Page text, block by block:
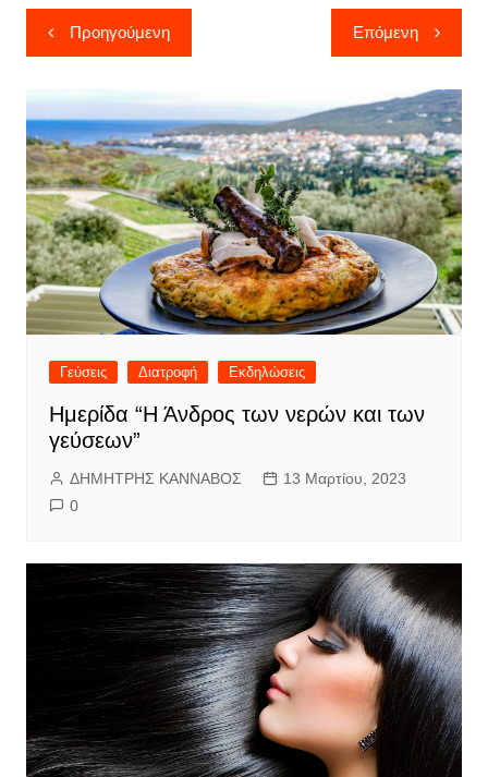
Πλοήγηση
άρθρων
Προηγούμενη Επόμενη
Γεύσεις Διατροφή Εκδηλώσεις
Ημερίδα “Η Άνδρος των νερών και των
γεύσεων”
ΔΗΜΗΤΡΗΣ ΚΑΝΝΑΒΟΣ
13 Μαρτίου, 2023
0